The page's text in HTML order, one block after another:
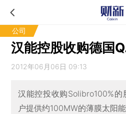
公司
汉能控股收购德国
2012年06月06日 09:13
汉能控投收购Solibro100%
户提供约100MW的薄膜太阳